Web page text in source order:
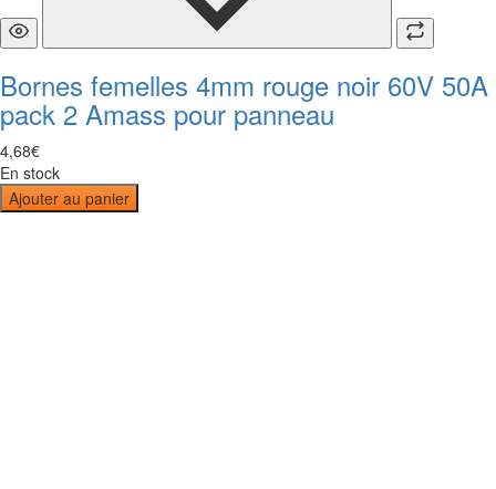
Bornes femelles 4mm rouge noir 60V 50A
pack 2 Amass pour panneau
4,68€
En stock
Ajouter au panier